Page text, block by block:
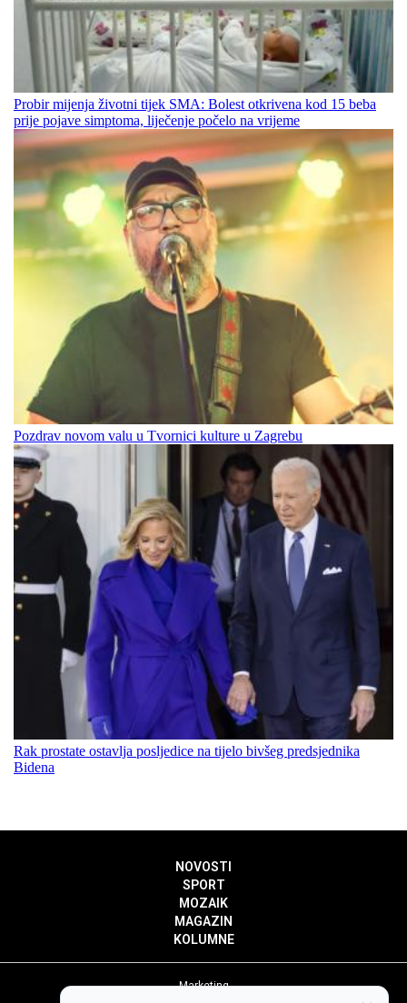
Probir mijenja životni tijek SMA: Bolest otkrivena kod 15 beba
prije pojave simptoma, liječenje počelo na vrijeme
Pozdrav novom valu u Tvornici kulture u Zagrebu
Rak prostate ostavlja posljedice na tijelo bivšeg predsjednika
Bidena
NOVOSTI
SPORT
MOZAIK
MAGAZIN
KOLUMNE
Marketing